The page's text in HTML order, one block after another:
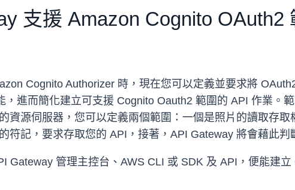
支援 Amazon Cognito OAuth2
Cognito Authorizer 時，現在您可以定義並要求將
，進而簡化建立可支援 Cognito Oauth2 範圍的 API 作業。
資源伺服器，您可以定義兩個範圍：一個是照片的讀取存
符記，要求存取您的 API，接著，API Gateway 將會藉此判
Gateway 管理主控台、AWS CLI 或 SDK 及 API，便能建